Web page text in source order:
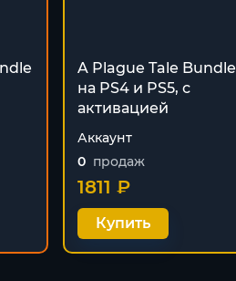
A Plague Tale Bundle
на PS4 и PS5, с
активацией
Аккаунт
0 продаж
1811 ₽
Купить